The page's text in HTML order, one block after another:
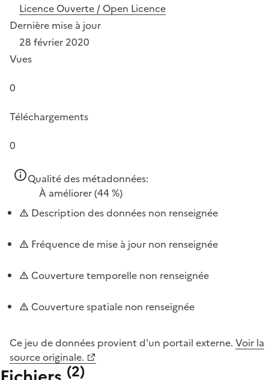
Licence Ouverte / Open Licence
Dernière mise à jour
28 février 2020
Vues
0
Téléchargements
0
Qualité des métadonnées:
À améliorer(44 %)
Description des données non renseignée
Fréquence de mise à jour non renseignée
Couverture temporelle non renseignée
Couverture spatiale non renseignée
Ce jeu de données provient d'un portail externe. Voir la
source originale.
(2)